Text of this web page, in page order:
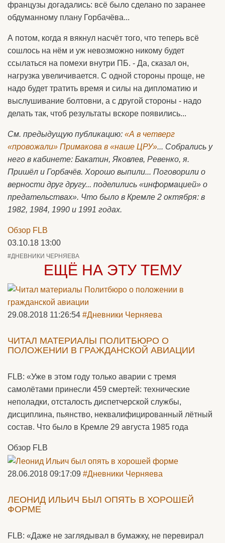
французы догадались: всё было сделано по заранее
обдуманному плану Горбачёва...
А потом, когда я вякнул насчёт того, что теперь всё
сошлось на нём и уж невозможно никому будет
ссылаться на помехи внутри ПБ. - Да, сказал он,
нагрузка увеличивается. С одной стороны проще, не
надо будет тратить время и силы на дипломатию и
выслушивание болтовни, а с другой стороны - надо
делать так, чтоб результаты вскоре появились...
См. предыдущую публикацию: «А в четверг
«провожали» Примакова в «наше ЦРУ»... Собрались у
него в кабинете: Бакатин, Яковлев, Ревенко, я.
Пришёл и Горбачёв. Хорошо выпили... Поговорили о
верности друг другу... поделились «информацией» о
предательствах». Что было в Кремле 2 октября: в
1982, 1984, 1990 и 1991 годах.
Обзор FLB
03.10.18 13:00
#ДНЕВНИКИ ЧЕРНЯЕВА
ЕЩЁ НА ЭТУ ТЕМУ
29.08.2018 11:26:54 #Дневники Черняева
ЧИТАЛ МАТЕРИАЛЫ ПОЛИТБЮРО О
ПОЛОЖЕНИИ В ГРАЖДАНСКОЙ АВИАЦИИ
FLB: «Уже в этом году только аварии с тремя
самолётами принесли 459 смертей: технические
неполадки, отсталость диспетчерской службы,
дисциплина, пьянство, неквалифицированный лётный
состав. Что было в Кремле 29 августа 1985 года
Обзор FLB
28.06.2018 09:17:09 #Дневники Черняева
ЛЕОНИД ИЛЬИЧ БЫЛ ОПЯТЬ В ХОРОШЕЙ
ФОРМЕ
FLB: «Даже не заглядывал в бумажку, не перевирал